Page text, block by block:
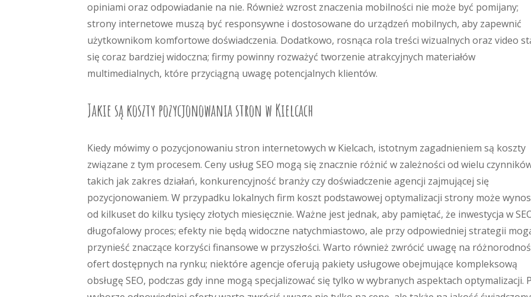
opiniami oraz odpowiadanie na nie. Również wzrost znaczenia mobilności nie może być pomijany;
strony internetowe muszą być responsywne i dostosowane do urządzeń mobilnych, aby zapewnić
użytkownikom komfortowe doświadczenia. Dodatkowo, rosnąca rola treści wizualnych oraz video
się coraz bardziej widoczna; firmy powinny rozważyć tworzenie atrakcyjnych materiałów
multimedialnych, które przyciągną uwagę potencjalnych klientów.
Jakie są koszty pozycjonowania stron w Kielcach
Kiedy mówimy o pozycjonowaniu stron internetowych w Kielcach, istotnym zagadnieniem są koszty
związane z tym procesem. Ceny usług SEO mogą się znacznie różnić w zależności od wielu
takich jak zakres działań, konkurencyjność branży czy doświadczenie agencji zajmującej się
pozycjonowaniem. W przypadku lokalnych firm koszt podstawowej optymalizacji strony może
od kilkuset do kilku tysięcy złotych miesięcznie. Ważne jest jednak, aby pamiętać, że inwestycja w
długofalowy proces; efekty nie będą widoczne natychmiastowo, ale przy odpowiedniej strategii
przynieść znaczące korzyści finansowe w przyszłości. Warto również zwrócić uwagę na
ofert dostępnych na rynku; niektóre agencje oferują pakiety usługowe obejmujące kompleksową
obsługę SEO, podczas gdy inne mogą specjalizować się tylko w wybranych aspektach optymalizacji.